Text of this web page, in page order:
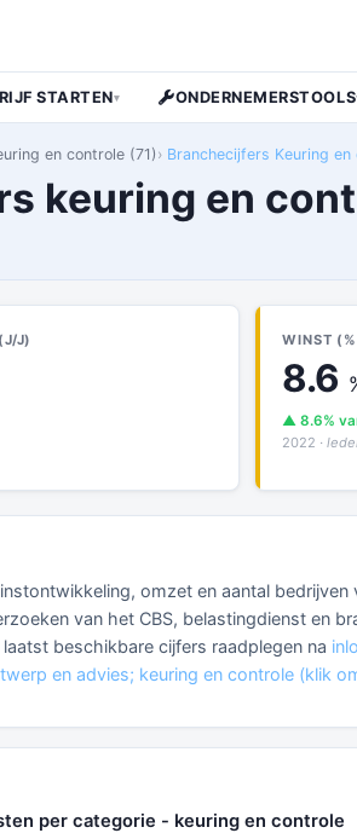
STARTEN▾ ONDERNEMERSTOOLS
en controle (71) Branchecijfers Keuring en
keuring en
J) WINST
8.6
▲ 8.6%
2022 ·
omzet en aantal bedrijven
van het CBS, belastingdienst en
beschikbare cijfers raadplegen na
en advies; keuring en controle (klik
per categorie - keuring en controle